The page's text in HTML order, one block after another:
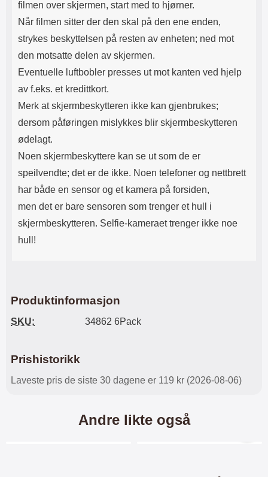
filmen over skjermen, start med to hjørner.
Når filmen sitter der den skal på den ene enden,
strykes beskyttelsen på resten av enheten; ned mot
den motsatte delen av skjermen.
Eventuelle luftbobler presses ut mot kanten ved hjelp
av f.eks. et kredittkort.
Merk at skjermbeskytteren ikke kan gjenbrukes;
dersom påføringen mislykkes blir skjermbeskytteren
ødelagt.
Noen skjermbeskyttere kan se ut som de er
speilvendte; det er de ikke. Noen telefoner og nettbrett
har både en sensor og et kamera på forsiden,
men det er bare sensoren som trenger et hull i
skjermbeskytteren. Selfie-kameraet trenger ikke noe
hull!
Produktinformasjon
SKU: 34862 6Pack
Prishistorikk
Laveste pris de siste 30 dagene er 119 kr (2026-08-06)
Andre likte også
5 varianter